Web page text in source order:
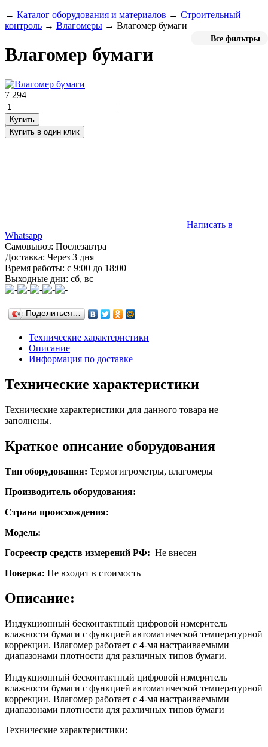
→ Каталог оборудования и материалов → Строительный
контроль → Влагомеры → Влагомер бумаги
Все фильтры
Влагомер бумаги
7 294
Написать в
Whatsapp
Самовывоз: Послезавтра
Доставка: Через 3 дня
Время работы: с 9:00 до 18:00
Выходные дни: сб, вс
Поделиться…
Технические характеристики
Описание
Информация по доставке
Технические характеристики
Технические характеристики для данного товара не
заполнены.
Краткое описание оборудования
Тип оборудования: Термогигрометры, влагомеры
Производитель оборудования:
Страна происхождения:
Модель:
Госреестр средств измерений РФ: Не внесен
Поверка: Не входит в стоимость
Описание:
Индукционный бесконтактный цифровой измеритель
влажности бумаги с функцией автоматической температурной
коррекции. Влагомер работает с 4-мя настраиваемыми
диапазонами плотности для различных типов бумаги.
Индукционный бесконтактный цифровой измеритель
влажности бумаги с функцией автоматической температурной
коррекции. Влагомер работает с 4-мя настраиваемыми
диапазонами плотности для различных типов бумаги
Технические характеристики: